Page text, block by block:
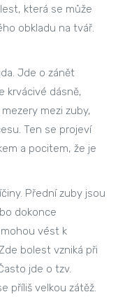
která se může
obkladu na tvář.
. Jde o zánět
krvácivé dásně,
mezi zuby,
Ten se projeví
a pocitem, že je
. Přední zuby jsou
dokonce
vést k
bolest vzniká při
jde o tzv.
příliš velkou zátěž.